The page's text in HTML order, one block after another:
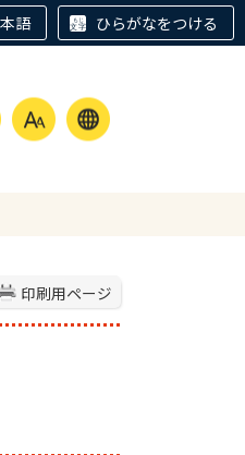
語 ひらがなをつける
印刷用ページ